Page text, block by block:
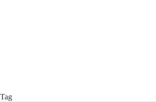
Tag